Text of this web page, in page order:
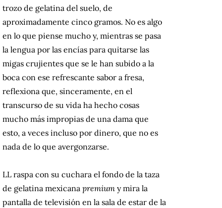
trozo de gelatina del suelo, de
aproximadamente cinco gramos. No es algo
en lo que piense mucho y, mientras se pasa
la lengua por las encías para quitarse las
migas crujientes que se le han subido a la
boca con ese refrescante sabor a fresa,
reflexiona que, sinceramente, en el
transcurso de su vida ha hecho cosas
mucho más impropias de una dama que
esto, a veces incluso por dinero, que no es
nada de lo que avergonzarse.
LL raspa con su cuchara el fondo de la taza
de gelatina mexicana premium y mira la
pantalla de televisión en la sala de estar de la